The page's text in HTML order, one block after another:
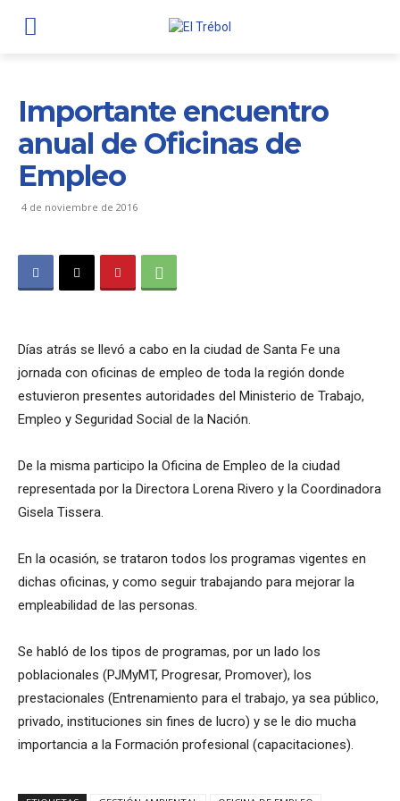
Importante encuentro
anual de Oficinas de
Empleo
4 de noviembre de 2016
Días atrás se llevó a cabo en la ciudad de Santa Fe una
jornada con oficinas de empleo de toda la región donde
estuvieron presentes autoridades del Ministerio de Trabajo,
Empleo y Seguridad Social de la Nación.
De la misma participo la Oficina de Empleo de la ciudad
representada por la Directora Lorena Rivero y la Coordinadora
Gisela Tissera.
En la ocasión, se trataron todos los programas vigentes en
dichas oficinas, y como seguir trabajando para mejorar la
empleabilidad de las personas.
Se habló de los tipos de programas, por un lado los
poblacionales (PJMyMT, Progresar, Promover), los
prestacionales (Entrenamiento para el trabajo, ya sea público,
privado, instituciones sin fines de lucro) y se le dio mucha
importancia a la Formación profesional (capacitaciones).